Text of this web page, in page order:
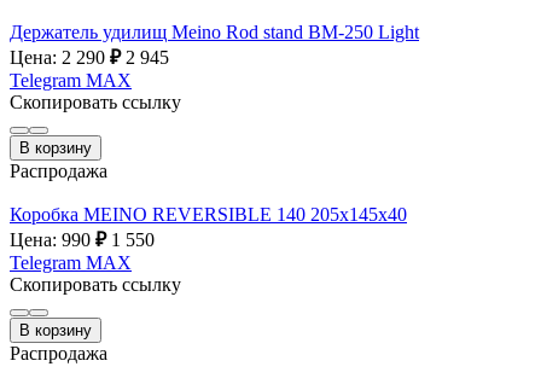
Держатель удилищ Meino Rod stand BM-250 Light
Цена: 2 290 ₽ 2 945
Telegram MAX
Скопировать ссылку
В корзину
Распродажа
Коробка MEINO REVERSIBLE 140 205x145x40
Цена: 990 ₽ 1 550
Telegram MAX
Скопировать ссылку
В корзину
Распродажа